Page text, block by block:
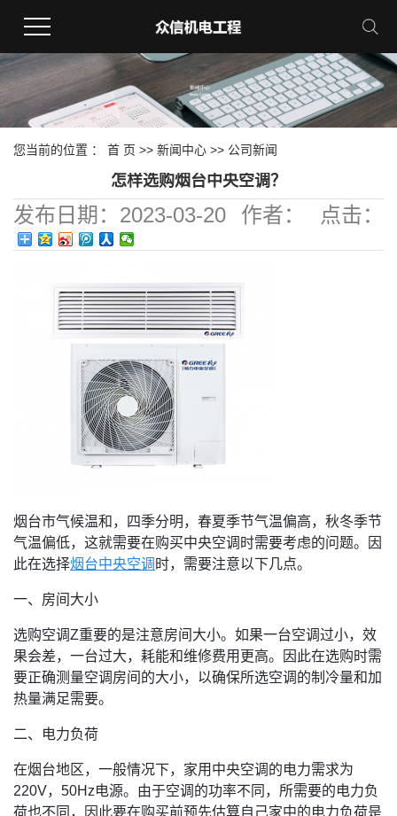
您当前的位置 ： 首 页 >> 新闻中心 >> 公司新闻
怎样选购烟台中央空调？
发布日期： 2023-03-20 作者：
点击：
357
烟台市气候温和，四季分明，春夏季节气温偏高，秋冬季节
气温偏低，这就需要在购买中央空调时需要考虑的问题。因
此在选择烟台中央空调 时，需要注意以下几点。
一、房间大小
选购空调Z重要的是注意房间大小。如果一台空调过小，效
果会差，一台过大，耗能和维修费用更高。因此在选购时需
要正确测量空调房间的大小，以确保所选空调的制冷量和加
热量满足需要。
二、电力负荷
在烟台地区，一般情况下，家用中央空调的电力需求为
220V，50Hz电源。由于空调的功率不同，所需要的电力负
荷也不同，因此要在购买前预先估算自己家中的电力负荷是